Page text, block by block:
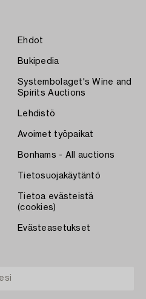
Ehdot
Bukipedia
Systembolaget's Wine and
Spirits Auctions
Lehdistö
Avoimet työpaikat
Bonhams - All auctions
Tietosuojakäytäntö
Tietoa evästeistä
(cookies)
Evästeasetukset